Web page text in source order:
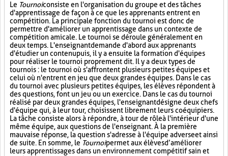
Le Tournoiconsiste en l'organisation du groupe et des tâches
d'apprentissage de façon à ce que les apprenants entrent en
compétition. La principale fonction du tournoi est donc de
permettre d'améliorer un apprentissage dans un contexte de
compétition amicale. Le tournoi se déroule généralement en
deux temps. L'enseignant demande d'abord aux apprenants
d'étudier un contenu puis, il y a ensuite la formation d'équipes
pour réaliser le tournoi proprement dit. Il y a deux types de
tournois : le tournoi où s'affrontent plusieurs petites équipes et
celui où n'entrent en jeu que deux grandes équipes. Dans le cas
du tournoi avec plusieurs petites équipes, les élèves répondent à
des questions, font un jeu ou un exercice. Dans le cas du tournoi
réalisé par deux grandes équipes, l'enseignant désigne deux chefs
d'équipe qui, à leur tour, choisissent librement leurs coéquipiers.
La tâche consiste alors à répondre, à tour de rôle à l'intérieur d'une
même équipe, aux questions de l'enseignant. À la première
mauvaise réponse, la question s'adresse à l'équipe adverse et ainsi
de suite. En somme, le Tournoipermet aux élèves d’améliorer
leurs apprentissages dans un environnement compétitif sain et